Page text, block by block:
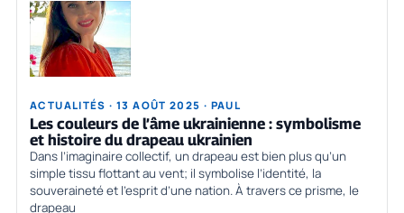
ACTUALITÉS · 13 AOÛT 2025 · PAUL
Les couleurs de l’âme ukrainienne : symbolisme
et histoire du drapeau ukrainien
Dans l’imaginaire collectif, un drapeau est bien plus qu’un
simple tissu flottant au vent; il symbolise l’identité, la
souveraineté et l’esprit d’une nation. À travers ce prisme, le
drapeau